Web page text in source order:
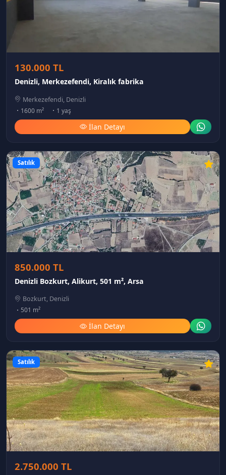
130.000 TL
Denizli, Merkezefendi, Kiralık fabrika
Merkezefendi, Denizli
1600 m²
1 yaş
İlan Detayı
Satılık
850.000 TL
Denizli Bozkurt, Alikurt, 501 m², Arsa
Bozkurt, Denizli
501 m²
İlan Detayı
Satılık
2.750.000 TL